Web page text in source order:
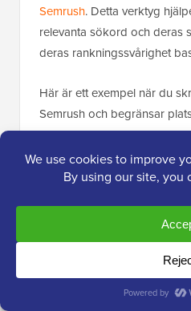
Semrush. Detta verktyg
relevanta sökord och deras
deras rankningssvårighet
Här är ett exempel när du
Semrush och begränsar
Du kan se att Semrush ger